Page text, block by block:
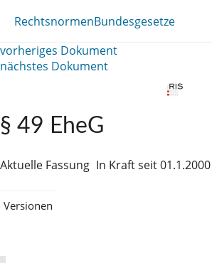
RechtsnormenBundesgesetze
vorheriges Dokument
nächstes Dokument
§ 49 EheG
Aktuelle Fassung In Kraft seit 01.1.2000
Versionen